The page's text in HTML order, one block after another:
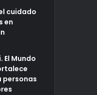
cuidado
en
El Mundo
personas